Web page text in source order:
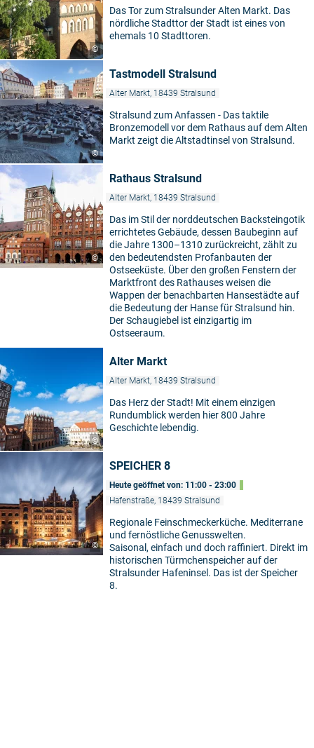
©
Das Tor zum Stralsunder Alten Markt. Das
nördliche Stadttor der Stadt ist eines von
ehemals 10 Stadttoren.
©
Tastmodell Stralsund
Alter Markt, 18439 Stralsund
Stralsund zum Anfassen - Das taktile
Bronzemodell vor dem Rathaus auf dem Alten
Markt zeigt die Altstadtinsel von Stralsund.
©
Rathaus Stralsund
Alter Markt, 18439 Stralsund
Das im Stil der norddeutschen Backsteingotik
errichtetes Gebäude, dessen Baubeginn auf
die Jahre 1300–1310 zurückreicht, zählt zu
den bedeutendsten Profanbauten der
Ostseeküste. Über den großen Fenstern der
Marktfront des Rathauses weisen die
Wappen der benachbarten Hansestädte auf
die Bedeutung der Hanse für Stralsund hin.
Der Schaugiebel ist einzigartig im
Ostseeraum.
©
Alter Markt
Alter Markt, 18439 Stralsund
Das Herz der Stadt! Mit einem einzigen
Rundumblick werden hier 800 Jahre
Geschichte lebendig.
©
SPEICHER 8
Heute geöffnet von: 11:00 - 23:00
Hafenstraße, 18439 Stralsund
Regionale Feinschmeckerküche. Mediterrane
und fernöstliche Genusswelten.
Saisonal, einfach und doch raffiniert. Direkt im
historischen Türmchenspeicher auf der
Stralsunder Hafeninsel. Das ist der Speicher
8.